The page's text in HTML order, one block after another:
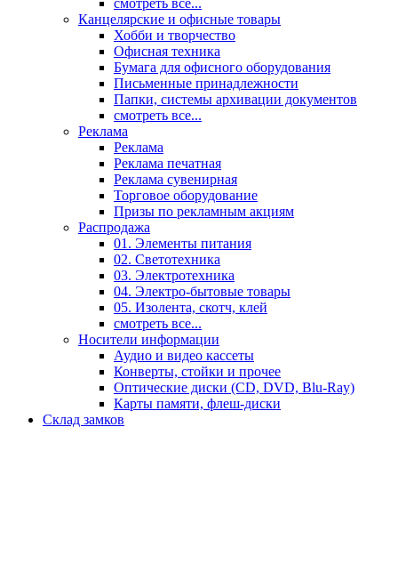
смотреть все...
Канцелярские и офисные товары
Хобби и творчество
Офисная техника
Бумага для офисного оборудования
Письменные принадлежности
Папки, системы архивации документов
смотреть все...
Реклама
Реклама
Реклама печатная
Реклама сувенирная
Торговое оборудование
Призы по рекламным акциям
Распродажа
01. Элементы питания
02. Светотехника
03. Электротехника
04. Электро-бытовые товары
05. Изолента, скотч, клей
смотреть все...
Носители информации
Аудио и видео кассеты
Конверты, стойки и прочее
Оптические диски (CD, DVD, Blu-Ray)
Карты памяти, флеш-диски
Склад замков